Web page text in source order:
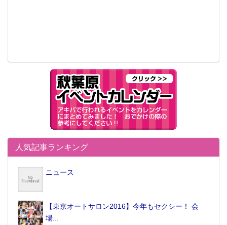
人気記事ランキング
ニュース
【東京オートサロン2016】今年もセクシー！ 会
場...